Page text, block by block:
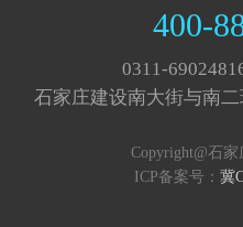
400-
0311-
石家庄建设南大街与南
Copyright@石
ICP备案号： 冀